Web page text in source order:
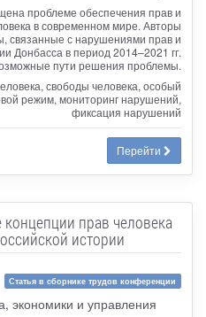
проблеме обеспечения прав и
в современном мире. Авторы
связанные с нарушениями прав и
Донбасса в период 2014–2021 гг.
пути решения проблемы.
свободы человека, особый
режим, мониторинг нарушений,
фиксация нарушений
Перейти
прав человека
истории
Статья в сборнике трудов конференции
экономики и управления